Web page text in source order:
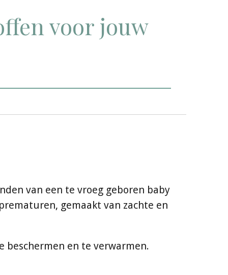
voor jouw
van een te vroeg geboren baby
gemaakt van zachte en
en te verwarmen.